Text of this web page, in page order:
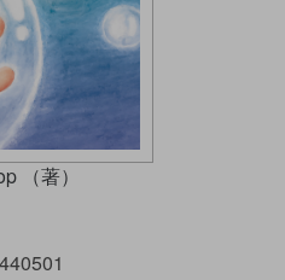
（著）